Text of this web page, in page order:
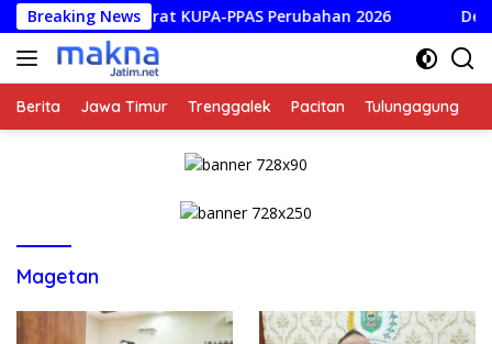
Langsung
ke
konten
Breaking News
Darurat KUPA-PPAS Perubahan 2026 Desak
Berita Jawa Timur Trenggalek Pacitan Tulungagung
Magetan